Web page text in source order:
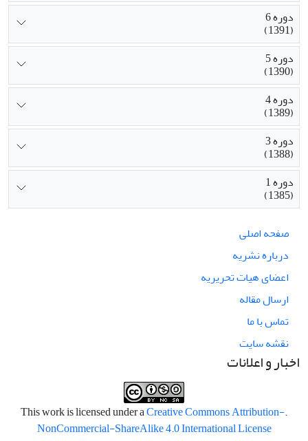
دوره 6
(1391)
دوره 5
(1390)
دوره 4
(1389)
دوره 3
(1388)
دوره 1
(1385)
صفحه اصلی
درباره نشریه
اعضای هیات تحریریه
ارسال مقاله
تماس با ما
نقشه سایت
اخبار و اعلانات
.This work is licensed under a
Creative Commons Attribution-
NonCommercial-ShareAlike 4.0 International License